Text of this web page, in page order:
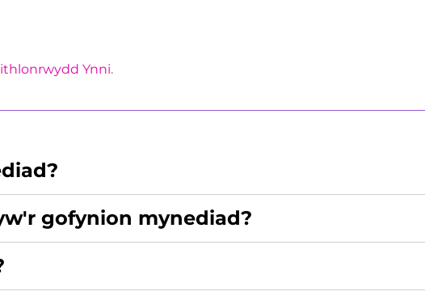
Ynni.
gofynion mynediad?